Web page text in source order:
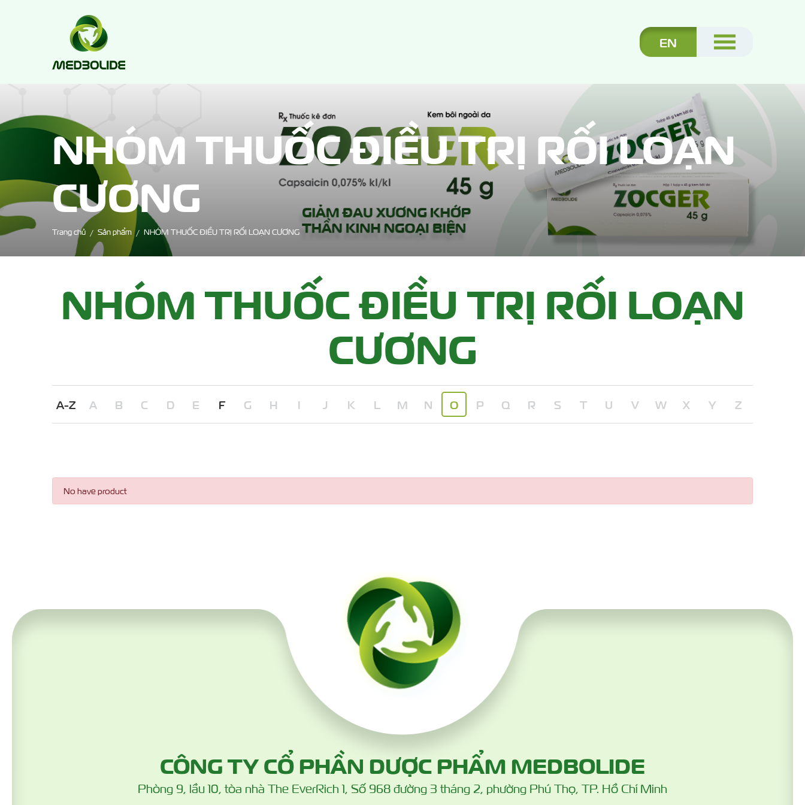
EN
NHÓM THUỐC ĐIỀU TRỊ RỐI LOẠN
CƯƠNG
Trang chủ Sản phẩm NHÓM THUỐC ĐIỀU TRỊ RỐI LOẠN CƯƠNG
NHÓM THUỐC ĐIỀU TRỊ RỐI LOẠN
CƯƠNG
A-Z A B C D E F G H I J K L M N O P Q R S T U V W X Y Z
No have product
CÔNG TY CỔ PHẦN DƯỢC PHẨM MEDBOLIDE
Phòng 9, lầu 10, tòa nhà The EverRich 1, Số 968 đường 3 tháng 2, phường Phú Thọ, TP. Hồ Chí Minh